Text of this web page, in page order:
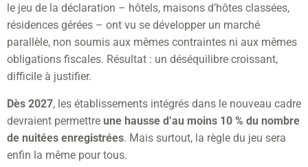
le jeu de la déclaration – hôtels, maisons d’hôtes classées,
résidences gérées – ont vu se développer un marché
parallèle, non soumis aux mêmes contraintes ni aux mêmes
obligations fiscales. Résultat : un déséquilibre croissant,
difficile à justifier.
Dès 2027, les établissements intégrés dans le nouveau cadre
devraient permettre une hausse d’au moins 10 % du nombre
de nuitées enregistrées. Mais surtout, la règle du jeu sera
enfin la même pour tous.